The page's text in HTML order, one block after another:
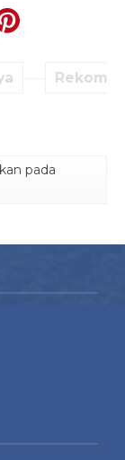
pada